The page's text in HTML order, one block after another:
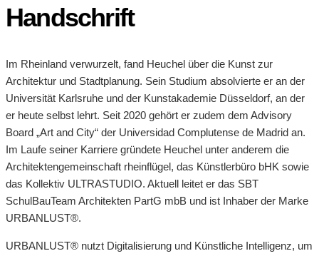
Handschrift
Im Rheinland verwurzelt, fand Heuchel über die Kunst zur
Architektur und Stadtplanung. Sein Studium absolvierte er an der
Universität Karlsruhe und der Kunstakademie Düsseldorf, an der
er heute selbst lehrt. Seit 2020 gehört er zudem dem Advisory
Board „Art and City“ der Universidad Complutense de Madrid an.
Im Laufe seiner Karriere gründete Heuchel unter anderem die
Architektengemeinschaft rheinflügel, das Künstlerbüro bHK sowie
das Kollektiv ULTRASTUDIO. Aktuell leitet er das SBT
SchulBauTeam Architekten PartG mbB und ist Inhaber der Marke
URBANLUST®.
URBANLUST® nutzt Digitalisierung und Künstliche Intelligenz, um